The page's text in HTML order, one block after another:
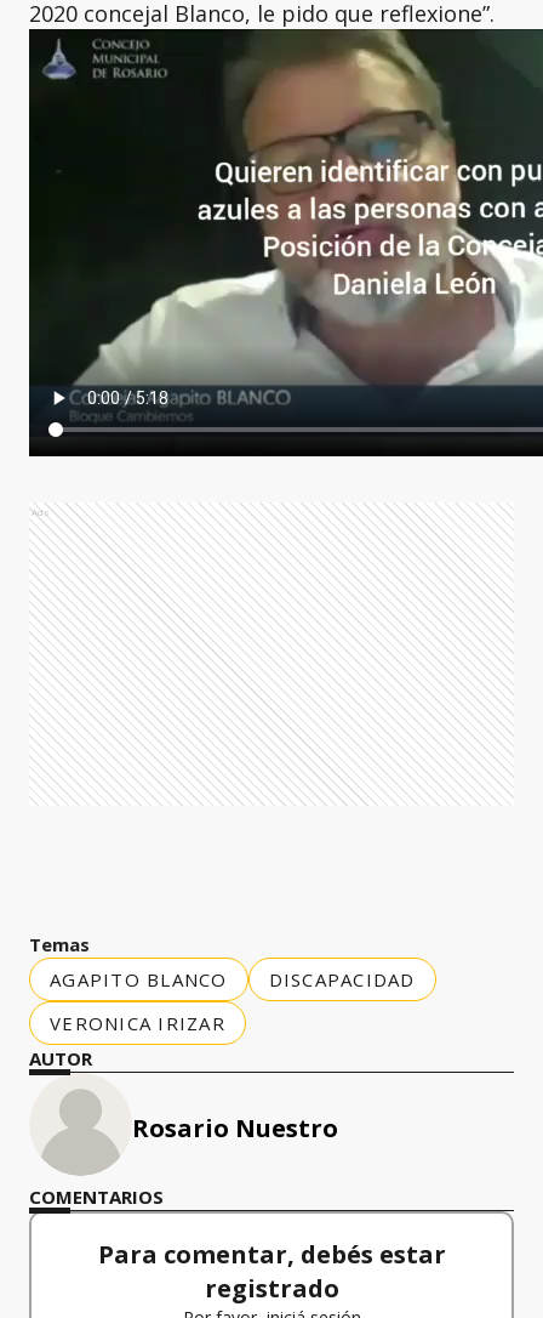
2020 concejal Blanco, le pido que reflexione”.
Ads
Temas
AGAPITO BLANCO
DISCAPACIDAD
VERONICA IRIZAR
AUTOR
Rosario Nuestro
COMENTARIOS
Para comentar, debés estar
registrado